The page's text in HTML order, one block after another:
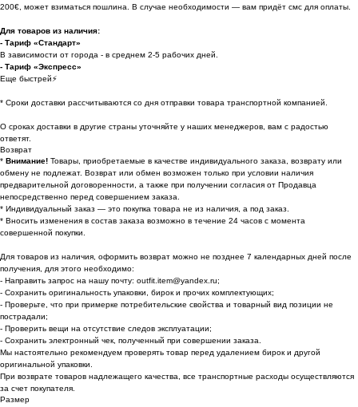
200€, может взиматься пошлина. В случае необходимости — вам придёт смс для оплаты.
Для товаров из наличия:
- Тариф «Стандарт»
В зависимости от города - в среднем 2-5 рабочих дней.
- Тариф «Экспресс»
Еще быстрей⚡
* Cроки доставки рассчитываются со дня отправки товара транспортной компанией.
О сроках доставки в другие страны уточняйте у наших менеджеров, вам с радостью
ответят.
Возврат
* Внимание! Товары, приобретаемые в качестве индивидуального заказа, возврату или
обмену не подлежат. Возврат или обмен возможен только при условии наличия
предварительной договоренности, а также при получении согласия от Продавца
непосредственно перед совершением заказа.
* Индивидуальный заказ — это покупка товара не из наличия, а под заказ.
* Вносить изменения в состав заказа возможно в течение 24 часов с момента
совершенной покупки.
Для товаров из наличия, оформить возврат можно не позднее 7 календарных дней после
получения, для этого необходимо:
- Направить запрос на нашу почту: outfit.item@yandex.ru;
- Сохранить оригинальность упаковки, бирок и прочих комплектующих;
- Проверьте, что при примерке потребительские свойства и товарный вид позиции не
пострадали;
- Проверить вещи на отсутствие следов эксплуатации;
- Сохранить электронный чек, полученный при совершении заказа.
Мы настоятельно рекомендуем проверять товар перед удалением бирок и другой
оригинальной упаковки.
При возврате товаров надлежащего качества, все транспортные расходы осуществляются
за счет покупателя.
Размер